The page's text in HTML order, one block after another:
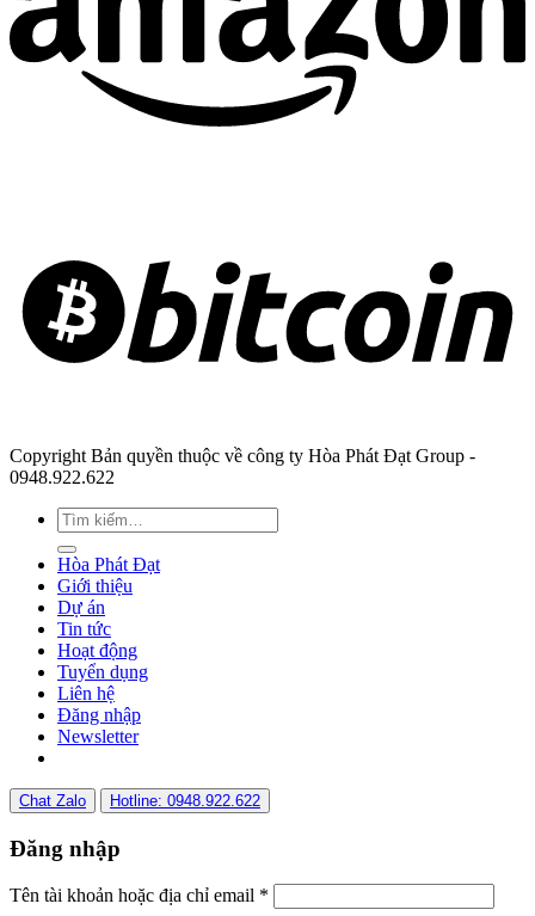
Copyright Bản quyền thuộc về công ty Hòa Phát Đạt Group -
0948.922.622
Hòa Phát Đạt
Giới thiệu
Dự án
Tin tức
Hoạt động
Tuyển dụng
Liên hệ
Đăng nhập
Newsletter
Chat Zalo Hotline: 0948.922.622
Đăng nhập
Tên tài khoản hoặc địa chỉ email *